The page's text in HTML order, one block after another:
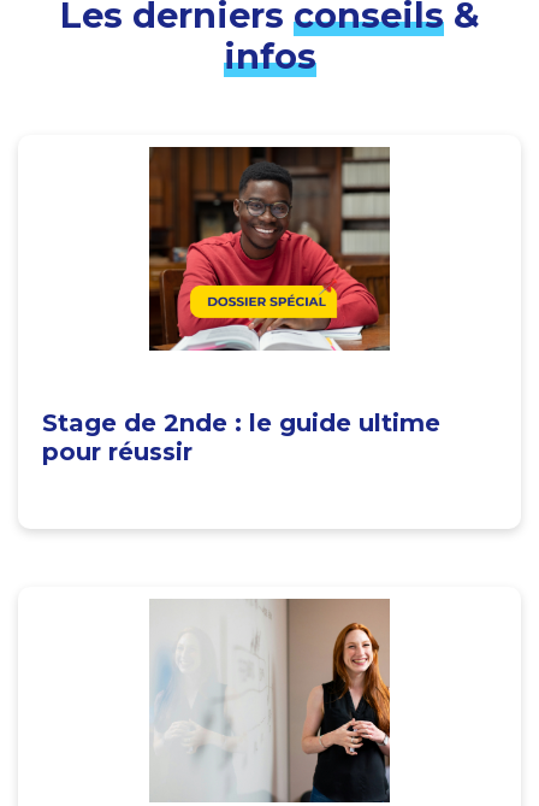
Les derniers conseils&
infos
Stage de 2nde : le guide ultime
pour réussir